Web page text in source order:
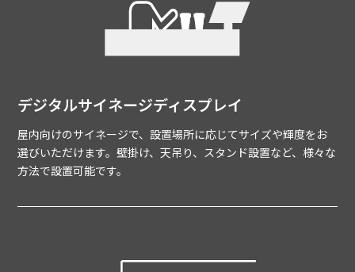
デジタルサイネージディスプレイ
屋内向けのサイネージで、設置場所に応じてサイズや輝度をお
選びいただけます。壁掛け、天吊り、スタンド設置など、様々な
方法で設置可能です。